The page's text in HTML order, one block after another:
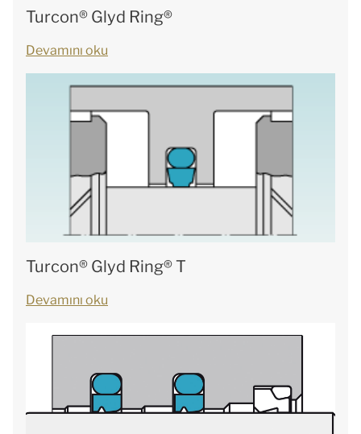
Turcon® Glyd Ring®
Devamını oku
Turcon® Glyd Ring® T
Devamını oku